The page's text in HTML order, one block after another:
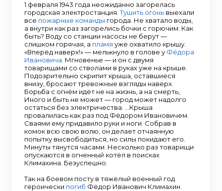
1 февраля 1943 года неожиданно загорелась
городская электростанция.Тушить огонь выехали
все пожарные команды города. Не хватало воды,
а внутри как раз загорелись бочки с горючим. Как
быть? Воду со станции насосы не берут —
слишком горячая, а пламя уже охватило крышу.
«Вперёд наверх!» — мелькнуло в голове у Фёдора
Ивановича . Мгновенье — и он с двумя
товарищами со стволами в руках уже на крыше.
Подозрительно скрипит крыша, оставшиеся
внизу, бросают тревожные взгляды наверх.
Борьба с огнём идёт не на жизнь, а на смерть,
Иного и быть не может — город может надолго
остаться без электричества. …Крыша
провалилась как раз под Фёдором Ивановичем.
Сваями ему придавило руки и ноги. Собрав в
комок всю свою волю, он делает отчаянную
попытку высвободиться, но силы покидают его.
Минуты тянутся часами. Несколько раз товарищи
опускаются в огненный котёл в поисках
Климахина. Безуспешно.
Так на боевом посту в тяжёлый военный год
героически погиб Фёдор Иванович Климахин.